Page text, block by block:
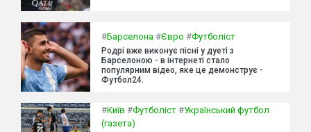
#Барселона #Євро #Футболіст
Родрі вже виконує пісні у дуеті з
Барселоною - в інтернеті стало
популярним відео, яке це демонструє -
Футбол24.
#Київ #Футболіст #Український футбол
(газета)